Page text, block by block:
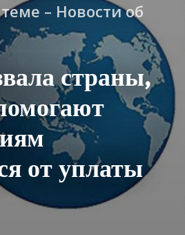
– Новости об
страны,
от уплаты